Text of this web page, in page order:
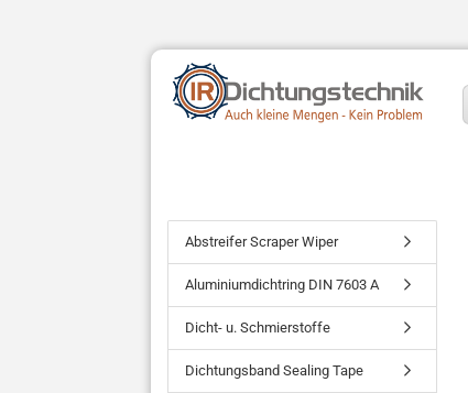
Abstreifer Scraper Wiper
Aluminiumdichtring DIN 7603 A
Dicht- u. Schmierstoffe
Dichtungsband Sealing Tape